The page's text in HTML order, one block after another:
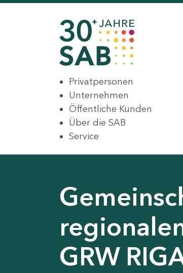
Privatpersonen
Unternehmen
Öffentliche Kunden
Über die SAB
Service
GRW